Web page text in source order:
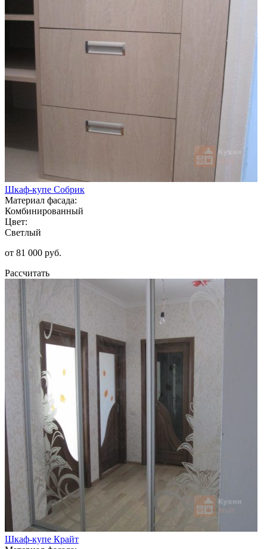
Шкаф-купе Собрик
Материал фасада:
Комбинированный
Цвет:
Светлый
от 81 000 руб.
Рассчитать
Шкаф-купе Крайт